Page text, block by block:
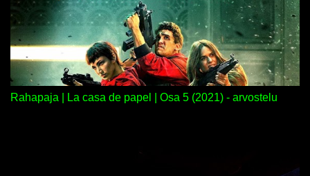
Rahapaja | La casa de papel | Osa 5 (2021) - arvostelu